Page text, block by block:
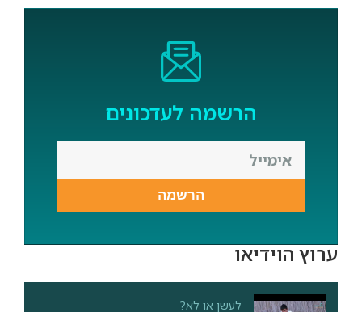
הרשמה לעדכונים
הרשמה
ערוץ הוידיאו
לעשן או לא?